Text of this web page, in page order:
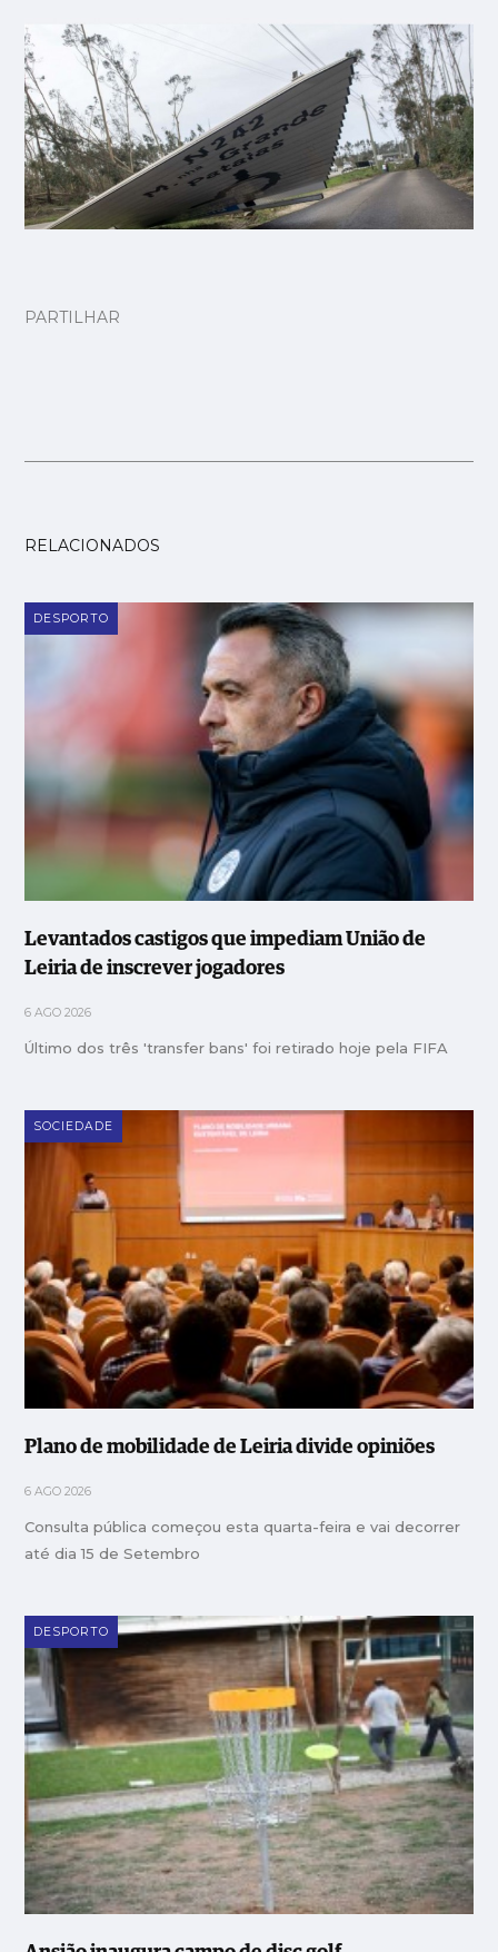
PARTILHAR
RELACIONADOS
DESPORTO
Levantados castigos que impediam União de
Leiria de inscrever jogadores
6 AGO 2026
Último dos três 'transfer bans' foi retirado hoje pela FIFA
SOCIEDADE
Plano de mobilidade de Leiria divide opiniões
6 AGO 2026
Consulta pública começou esta quarta-feira e vai decorrer
até dia 15 de Setembro
DESPORTO